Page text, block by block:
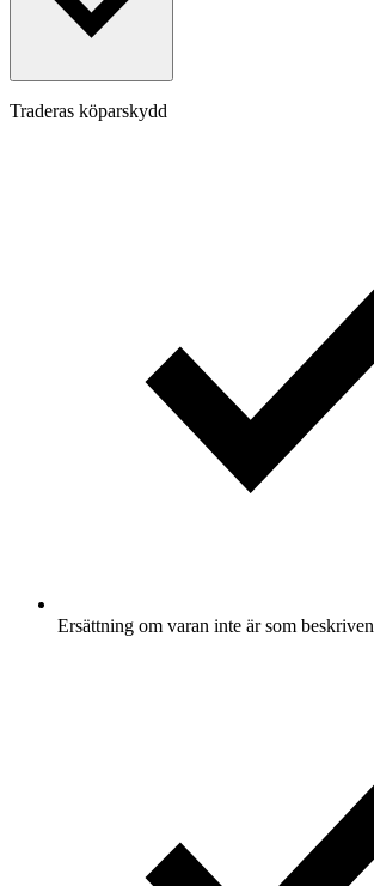
Traderas köparskydd
Ersättning om varan inte är som beskriven